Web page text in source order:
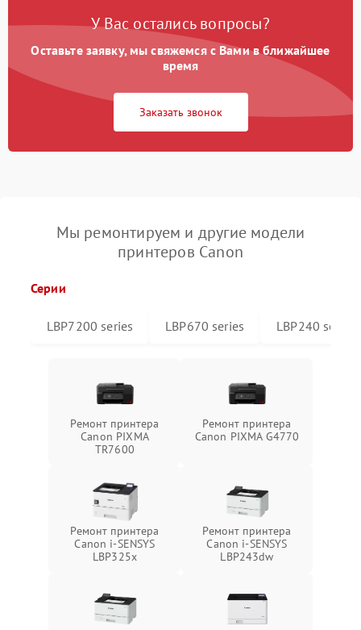
У Вас остались вопросы?
Оставьте заявку, мы свяжемся с Вами в ближайшее
время
Заказать звонок
Мы ремонтируем и другие модели
принтеров Canon
Серии
LBP7200 series LBP670 series LBP240 series
Ремонт принтера
Canon PIXMA
TR7600
Ремонт принтера
Canon PIXMA G4770
Ремонт принтера
Canon i-SENSYS
LBP325x
Ремонт принтера
Canon i-SENSYS
LBP243dw